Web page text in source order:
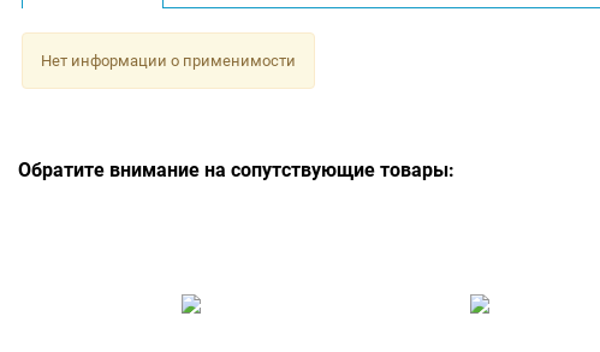
Нет информации о применимости
Обратите внимание на сопутствующие товары: